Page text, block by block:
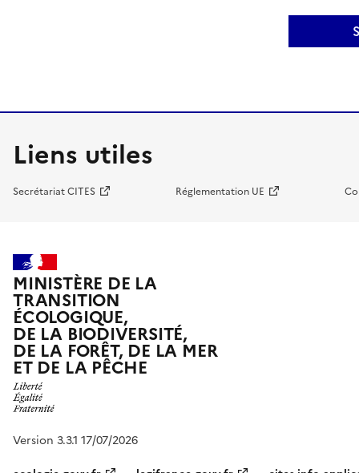
Liens utiles
Secrétariat CITES Réglementation UE
MINISTÈRE DE LA
TRANSITION
ÉCOLOGIQUE,
DE LA BIODIVERSITÉ,
DE LA FORÊT, DE LA MER
ET DE LA PÊCHE
Version 3.3.1 17/07/2026